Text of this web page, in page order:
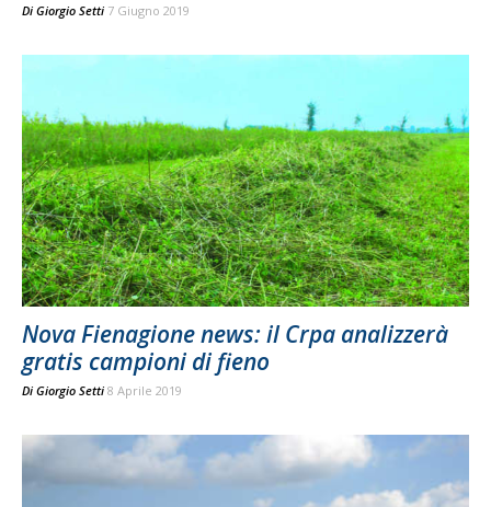
Di Giorgio Setti 7 Giugno 2019
Nova Fienagione news: il Crpa analizzerà
gratis campioni di fieno
Di Giorgio Setti 8 Aprile 2019